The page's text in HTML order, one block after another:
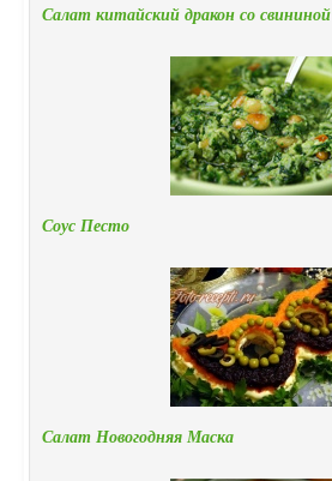
Салат китайский дракон со свининой
Соус Песто
Салат Новогодняя Маска